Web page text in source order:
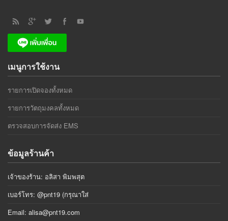
เมนูการใช้งาน
รายการเปิดจองทั้งหมด
รายการวัตถุมงคลทั้งหมด
ตรวจสอบการจัดส่ง EMS
ข้อมูลร้านค้า
เจ้าของร้าน: อลิสา พิมพสุต
เบอร์โทร: @pnt19 (กรุณาใส่
Email: alisa@pnt19.com